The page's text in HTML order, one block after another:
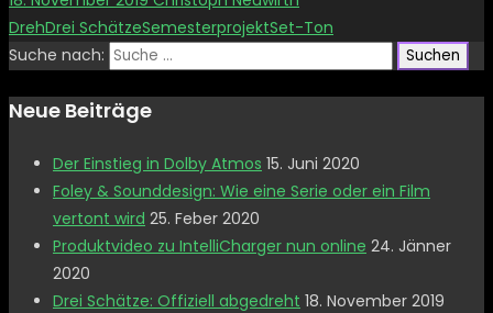
DrehDrei SchätzeSemesterprojektSet-Ton
Suche nach:
Neue Beiträge
Der Einstieg in Dolby Atmos 15. Juni 2020
Foley & Sounddesign: Wie eine Serie oder ein Film
vertont wird 25. Feber 2020
Produktvideo zu IntelliCharger nun online 24. Jänner
2020
Drei Schätze: Offiziell abgedreht 18. November 2019